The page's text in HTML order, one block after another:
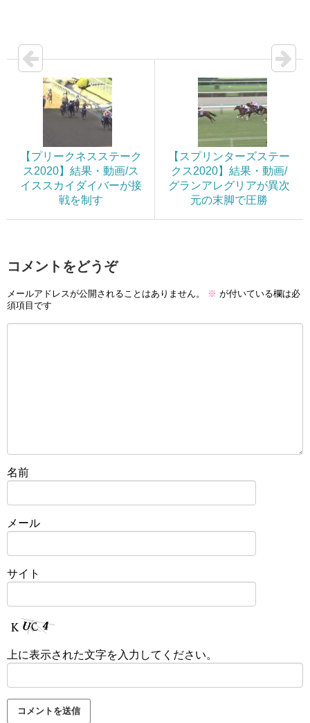
【プリークネスステーク
ス2020】結果・動画/ス
イススカイダイバーが接
戦を制す
【スプリンターズステー
クス2020】結果・動画/
グランアレグリアが異次
元の末脚で圧勝
コメントをどうぞ
メールアドレスが公開されることはありません。 ※ が付いている欄は必
須項目です
名前
メール
サイト
上に表示された文字を入力してください。